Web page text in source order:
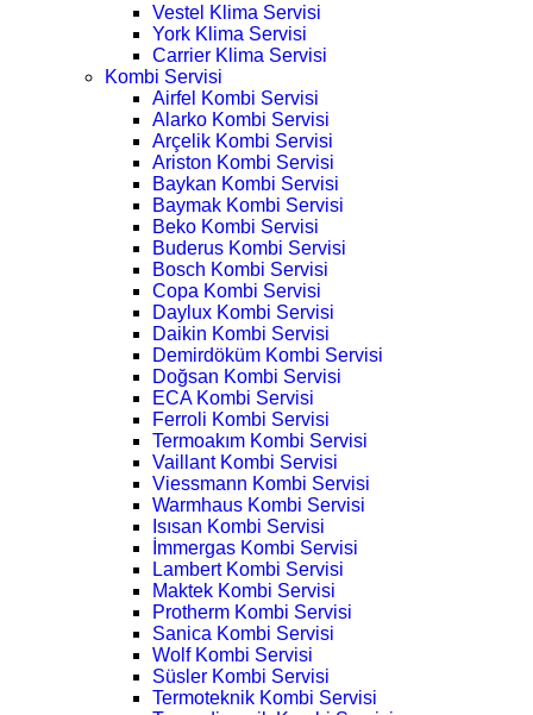
Vestel Klima Servisi
York Klima Servisi
Carrier Klima Servisi
Kombi Servisi
Airfel Kombi Servisi
Alarko Kombi Servisi
Arçelik Kombi Servisi
Ariston Kombi Servisi
Baykan Kombi Servisi
Baymak Kombi Servisi
Beko Kombi Servisi
Buderus Kombi Servisi
Bosch Kombi Servisi
Copa Kombi Servisi
Daylux Kombi Servisi
Daikin Kombi Servisi
Demirdöküm Kombi Servisi
Doğsan Kombi Servisi
ECA Kombi Servisi
Ferroli Kombi Servisi
Termoakım Kombi Servisi
Vaillant Kombi Servisi
Viessmann Kombi Servisi
Warmhaus Kombi Servisi
Isısan Kombi Servisi
İmmergas Kombi Servisi
Lambert Kombi Servisi
Maktek Kombi Servisi
Protherm Kombi Servisi
Sanica Kombi Servisi
Wolf Kombi Servisi
Süsler Kombi Servisi
Termoteknik Kombi Servisi